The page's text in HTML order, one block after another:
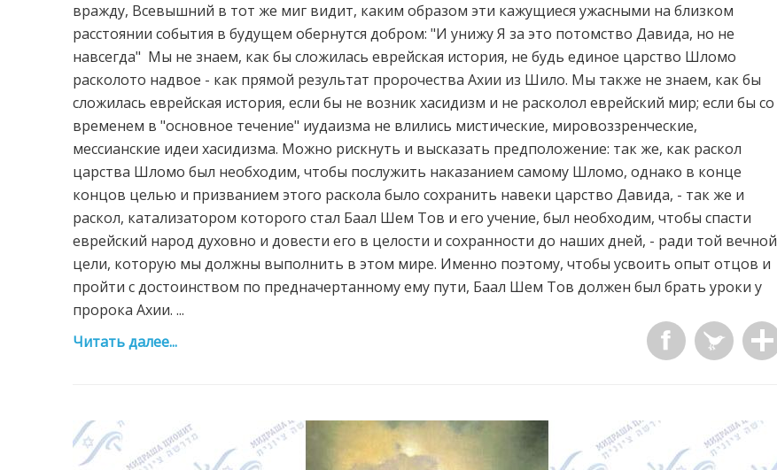
вражду, Всевышний в тот же миг видит, каким образом эти кажущиеся ужасными на близком
расстоянии события в будущем обернутся добром: "И унижу Я за это потомство Давида, но не
навсегда" Мы не знаем, как бы сложилась еврейская история, не будь единое царство Шломо
расколото надвое - как прямой результат пророчества Ахии из Шило. Мы также не знаем, как бы
сложилась еврейская история, если бы не возник хасидизм и не расколол еврейский мир; если бы со
временем в "основное течение" иудаизма не влились мистические, мировоззренческие,
мессианские идеи хасидизма. Можно рискнуть и высказать предположение: так же, как раскол
царства Шломо был необходим, чтобы послужить наказанием самому Шломо, однако в конце
концов целью и призванием этого раскола было сохранить навеки царство Давида, - так же и
раскол, катализатором которого стал Баал Шем Тов и его учение, был необходим, чтобы спасти
еврейский народ духовно и довести его в целости и сохранности до наших дней, - ради той вечной
цели, которую мы должны выполнить в этом мире. Именно поэтому, чтобы усвоить опыт отцов и
пройти с достоинством по предначертанному ему пути, Баал Шем Тов должен был брать уроки у
пророка Ахии. ...
Читать далее...